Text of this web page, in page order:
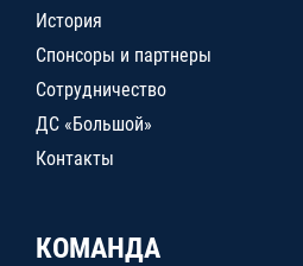
История
Спонсоры и партнеры
Сотрудничество
ДС «Большой»
Контакты
КОМАНДА